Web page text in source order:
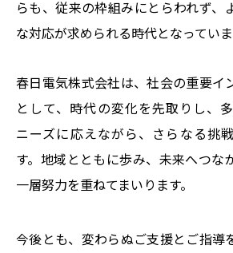
らも、従来の枠組みにとらわれず、
な対応が求められる時代となっていま
春日電気株式会社は、社会の重要イ
として、時代の変化を先取りし、
ニーズに応えながら、さらなる挑
す。地域とともに歩み、未来へつな
一層努力を重ねてまいります。
今後とも、変わらぬご支援とご指導